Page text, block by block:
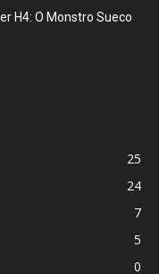
H4: O Monstro Sueco
25
24
7
5
0